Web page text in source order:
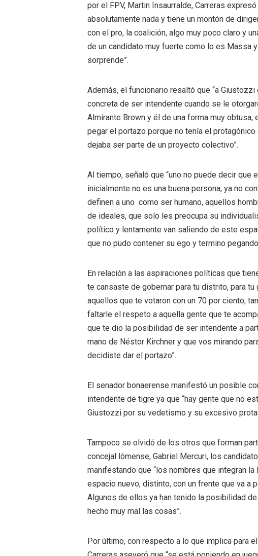
por el FPV, Martin Insaurralde, Carreras
absolutamente nada y tiene un montón de
con el pro, la coalición, algo muy poco claro y
de un candidato muy fuerte como lo es Massa
sorprende”.
Además, el funcionario resaltó que “a
concreta de ser intendente cuando se le
Almirante Brown y él de una forma muy
pegar el portazo porque no tenía el
dejaba ser parte de un proyecto colectivo”.
Al tiempo, señaló que “uno no puede decir que
inicialmente no es una buena persona, ya no
definen a uno como ser humano, aquellos
de ideales, que solo les preocupa su
político y lentamente van saliendo de este
que no pudo contener su ego y termino
En relación a las aspiraciones políticas que
te cansaste de gobernar para tu distrito, para
aquellos que te votaron con un 70 por ciento,
faltarle el respeto a aquella gente que te
que te dio la posibilidad de ser intendente a
mano de Néstor Kirchner y que vos mirando
decidiste dar el portazo”.
El senador bonaerense manifestó un posible
intendente de tigre ya que “hay gente que no
Giustozzi por su vedetismo y su excesivo
Tampoco se olvidó de los otros que forman
concejal lómense, Gabriel Mercuri, los
manifestando que “los nombres que integran
espacio nuevo, distinto, con un frente que va a
Algunos de ellos ya han tenido la posibilidad
hecho muy mal las cosas”.
Por último, con respecto a lo que implica para